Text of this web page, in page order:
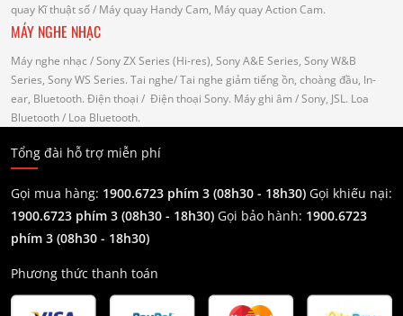
quay Kĩ thuật số/ Máy quay Handy Cam, Máy quay Action Cam.
MÁY NGHE NHẠC
Máy nghe nhạc / Sony ZX Series (Hi-res), Sony A&E Series, Sony W&B
Series, Sony WS Series. Tai nghe/ Tai nghe giảm tiếng ồn, choàng đầu, In-
ear, Bluetooth. Điện thoại / Điện thoại Sony. Máy ghi âm / Sony, JSL. Loa
Bluetooth/ Loa Bluetooth.
Tổng đài hỗ trợ miễn phí
Gọi mua hàng: 1900.6723 phím 3 (08h30 - 18h30) Gọi khiếu nại:
1900.6723 phím 3 (08h30 - 18h30) Gọi bảo hành: 1900.6723
phím 3 (08h30 - 18h30)
Phương thức thanh toán